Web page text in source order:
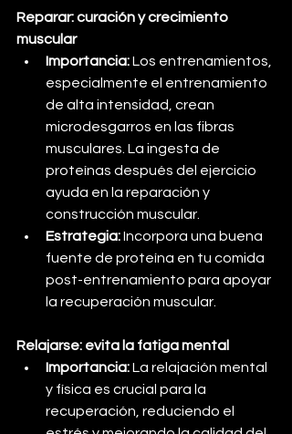
Reparar: curación y crecimiento
muscular
Importancia: Los entrenamientos,
especialmente el entrenamiento
de alta intensidad, crean
microdesgarros en las fibras
musculares. La ingesta de
proteínas después del ejercicio
ayuda en la reparación y
construcción muscular.
Estrategia: Incorpora una buena
fuente de proteína en tu comida
post-entrenamiento para apoyar
la recuperación muscular.
Relajarse: evita la fatiga mental
Importancia: La relajación mental
y física es crucial para la
recuperación, reduciendo el